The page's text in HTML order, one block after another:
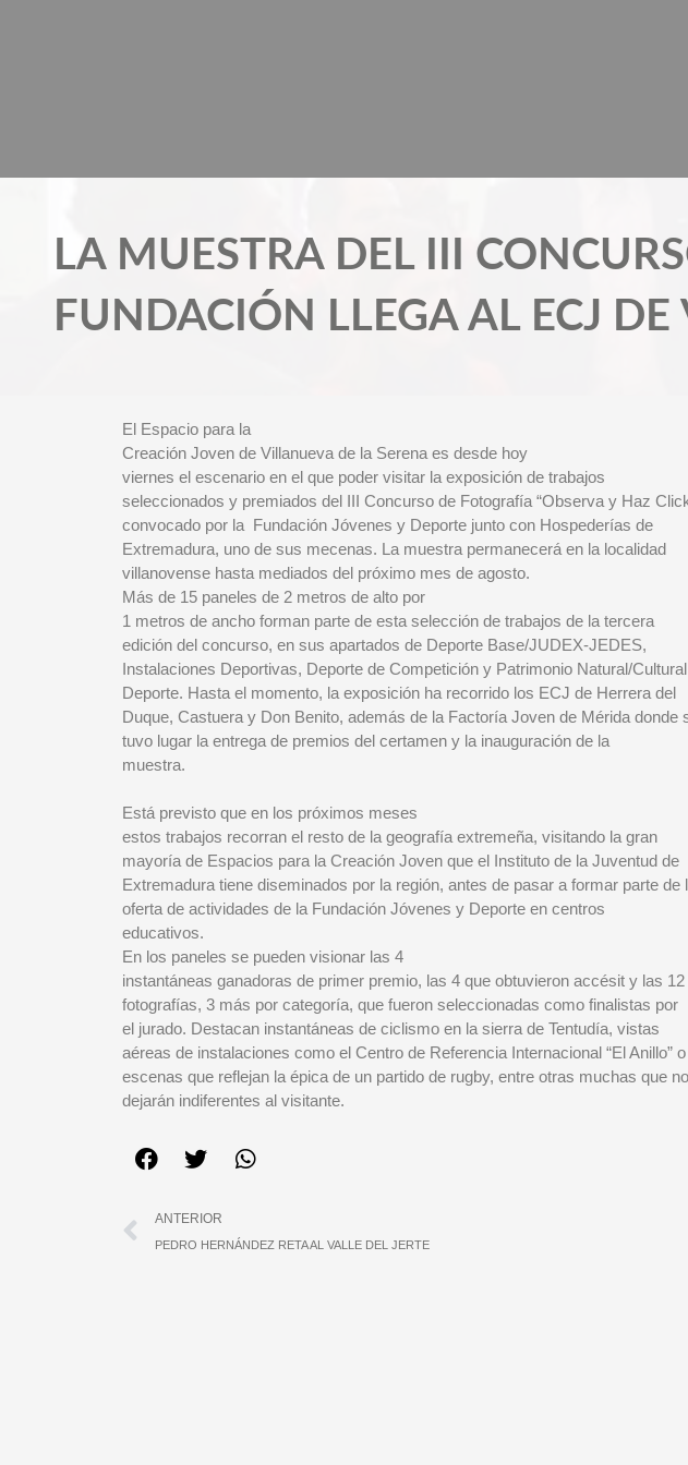
LA MUESTRA DEL III
FUNDACIÓN LLEGA AL ECJ
El Espacio para la
Creación Joven de Villanueva de la Serena es desde hoy
viernes el escenario en el que poder visitar la exposición de trabajos
seleccionados y premiados del III Concurso de Fotografía “Observa y Haz
convocado por la Fundación Jóvenes y Deporte junto con Hospederías de
Extremadura, uno de sus mecenas. La muestra permanecerá en la localidad
villanovense hasta mediados del próximo mes de agosto.
Más de 15 paneles de 2 metros de alto por
1 metros de ancho forman parte de esta selección de trabajos de la tercera
edición del concurso, en sus apartados de Deporte Base/JUDEX-JEDES,
Instalaciones Deportivas, Deporte de Competición y Patrimonio Natural/
Deporte. Hasta el momento, la exposición ha recorrido los ECJ de Herrera del
Duque, Castuera y Don Benito, además de la Factoría Joven de Mérida donde
tuvo lugar la entrega de premios del certamen y la inauguración de la
muestra.
Está previsto que en los próximos meses
estos trabajos recorran el resto de la geografía extremeña, visitando la gran
mayoría de Espacios para la Creación Joven que el Instituto de la Juventud de
Extremadura tiene diseminados por la región, antes de pasar a formar parte de
oferta de actividades de la Fundación Jóvenes y Deporte en centros
educativos.
En los paneles se pueden visionar las 4
instantáneas ganadoras de primer premio, las 4 que obtuvieron accésit y las 12
fotografías, 3 más por categoría, que fueron seleccionadas como finalistas por
el jurado. Destacan instantáneas de ciclismo en la sierra de Tentudía, vistas
aéreas de instalaciones como el Centro de Referencia Internacional “El Anillo” o
escenas que reflejan la épica de un partido de rugby, entre otras muchas que no
dejarán indiferentes al visitante.
Ant
ANTERIOR
PEDRO HERNÁNDEZ RETA AL VALLE DEL JERTE